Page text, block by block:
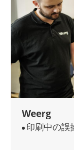
Weerg
印刷中の誤